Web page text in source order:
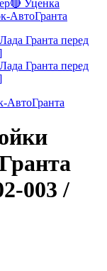
🔴 Уценка
АвтоГранта
АвтоГранта
003 /